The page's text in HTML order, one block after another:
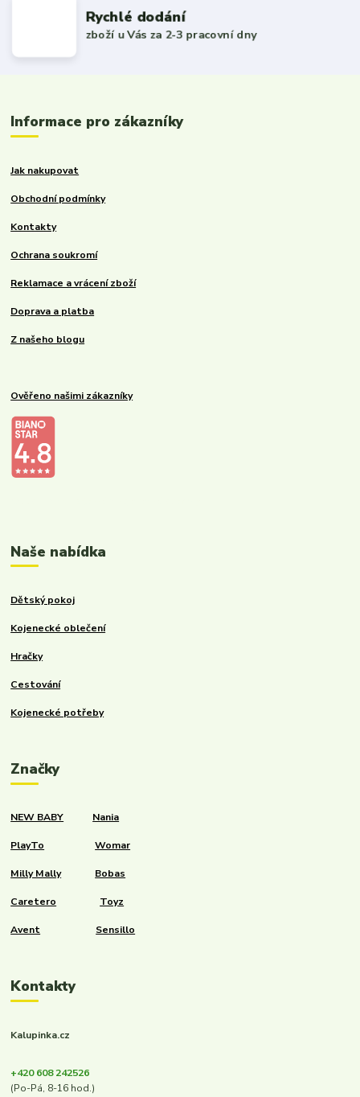
Rychlé dodání
zboží u Vás za 2-3 pracovní dny
Informace pro zákazníky
Jak nakupovat
Obchodní podmínky
Kontakty
Ochrana soukromí
Reklamace a vrácení zboží
Doprava a platba
Z našeho blogu
Ověřeno našimi zákazníky
Naše nabídka
Dětský pokoj
Kojenecké oblečení
Hračky
Cestování
Kojenecké potřeby
Značky
NEW BABY Nania
PlayTo Womar
Milly Mally Bobas
Caretero Toyz
Avent Sensillo
Kontakty
Kalupinka.cz
+420 608 242526
(Po-Pá, 8-16 hod.)